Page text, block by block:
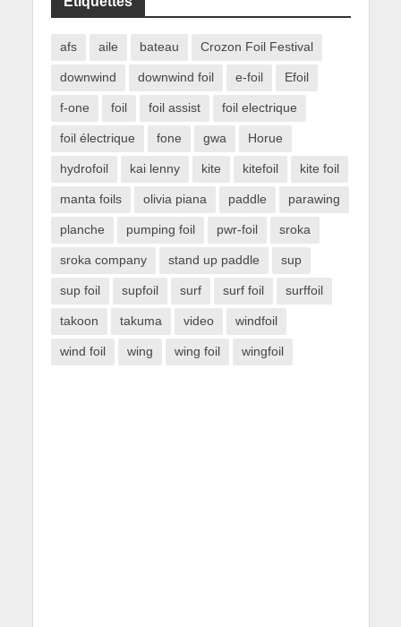
afs aile bateau Crozon Foil Festival
downwind downwind foil e-foil Efoil
f-one foil foil assist foil electrique
foil électrique fone gwa Horue
hydrofoil kai lenny kite kitefoil kite foil
manta foils olivia piana paddle parawing
planche pumping foil pwr-foil sroka
sroka company stand up paddle sup
sup foil supfoil surf surf foil surffoil
takoon takuma video windfoil
wind foil wing wing foil wingfoil